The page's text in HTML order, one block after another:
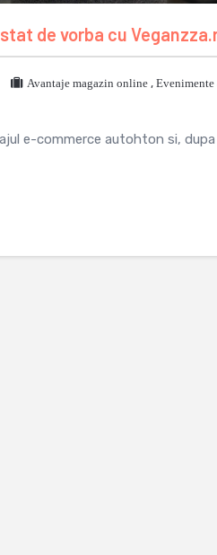
stat de vorba cu
Avantaje magazin online ,
e-commerce autohton si,